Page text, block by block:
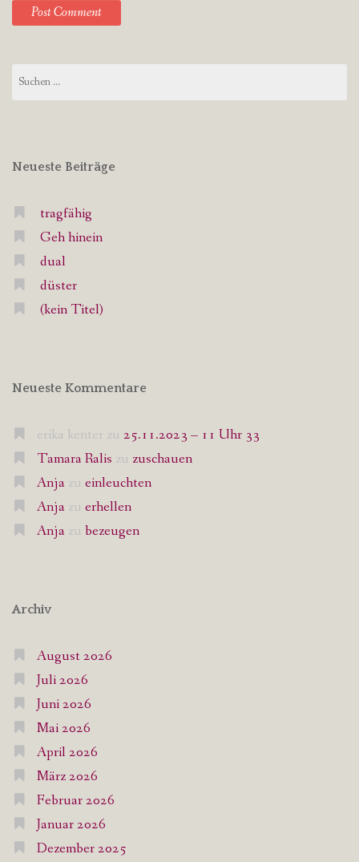
nach:
Neueste Beiträge
tragfähig
Geh hinein
dual
düster
(kein Titel)
Neueste Kommentare
erika kenter zu 25.11.2023 – 11 Uhr 33
Tamara Ralis zu zuschauen
Anja zu einleuchten
Anja zu erhellen
Anja zu bezeugen
Archiv
August 2026
Juli 2026
Juni 2026
Mai 2026
April 2026
März 2026
Februar 2026
Januar 2026
Dezember 2025